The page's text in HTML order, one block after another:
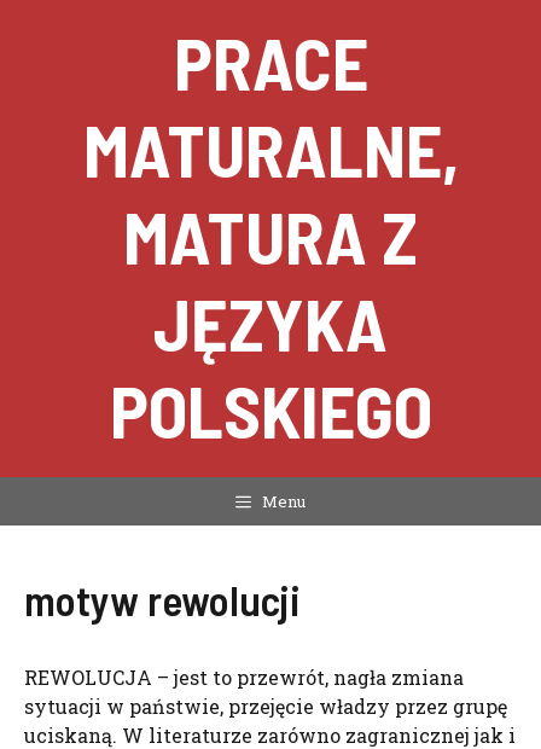
PRACE
MATURALNE,
MATURA Z
JĘZYKA
POLSKIEGO
Menu
motyw rewolucji
REWOLUCJA – jest to przewrót, nagła zmiana
sytuacji w państwie, przejęcie władzy przez grupę
uciskaną. W literaturze zarówno zagranicznej jak i